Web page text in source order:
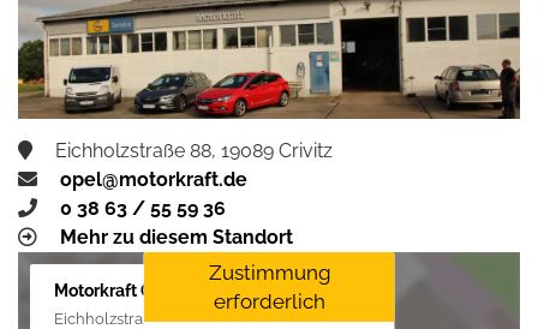
aktivieren
Eichholzstraße 88, 19089 Crivitz
opel@motorkraft.de
0 38 63 / 55 59 36
Mehr zu diesem Standort
Motorkraft GmbH
Eichholzstraße 88, 19089 Crivitz
Zustimmung
erforderlich